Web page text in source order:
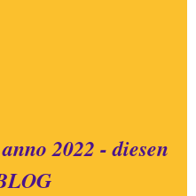
2022 - diesen